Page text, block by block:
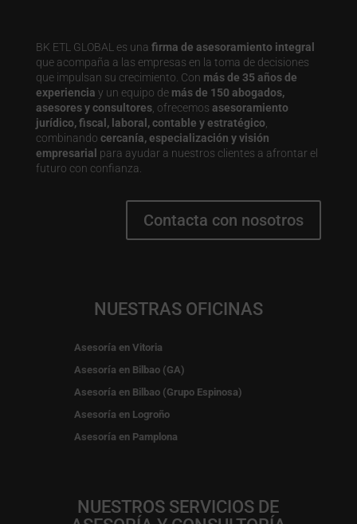
BK ETL GLOBAL es una firma de asesoramiento integral
que acompaña a las empresas en la toma de decisiones
que impulsan su crecimiento. Con más de 35 años de
experiencia y un equipo de más de 150 abogados,
asesores y consultores, ofrecemos asesoramiento
jurídico, fiscal, laboral, contable y estratégico
combinando cercanía, especialización y visión
empresarial para ayudar a nuestros clientes a afrontar el
futuro con confianza.
Contacta con nosotros
NUESTRAS OFICINAS
Asesoría en Vitoria
Asesoría en Bilbao (GA)
Asesoría en Bilbao (Grupo Espinosa)
Asesoría en Logroño
Asesoría en Pamplona
NUESTROS SERVICIOS DE